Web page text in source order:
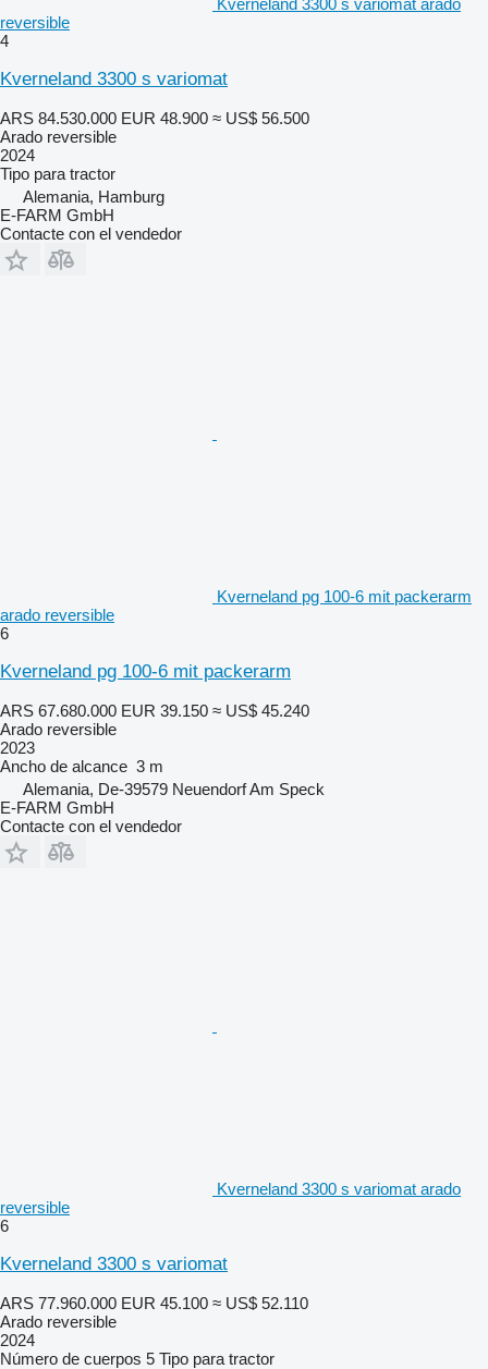
Kverneland 3300 s variomat arado
reversible
4
Kverneland 3300 s variomat
ARS 84.530.000 EUR 48.900 ≈ US$ 56.500
Arado reversible
2024
Tipo para tractor
Alemania, Hamburg
E-FARM GmbH
Contacte con el vendedor
Kverneland pg 100-6 mit packerarm
arado reversible
6
Kverneland pg 100-6 mit packerarm
ARS 67.680.000 EUR 39.150 ≈ US$ 45.240
Arado reversible
2023
Ancho de alcance 3 m
Alemania, De-39579 Neuendorf Am Speck
E-FARM GmbH
Contacte con el vendedor
Kverneland 3300 s variomat arado
reversible
6
Kverneland 3300 s variomat
ARS 77.960.000 EUR 45.100 ≈ US$ 52.110
Arado reversible
2024
Número de cuerpos 5 Tipo para tractor